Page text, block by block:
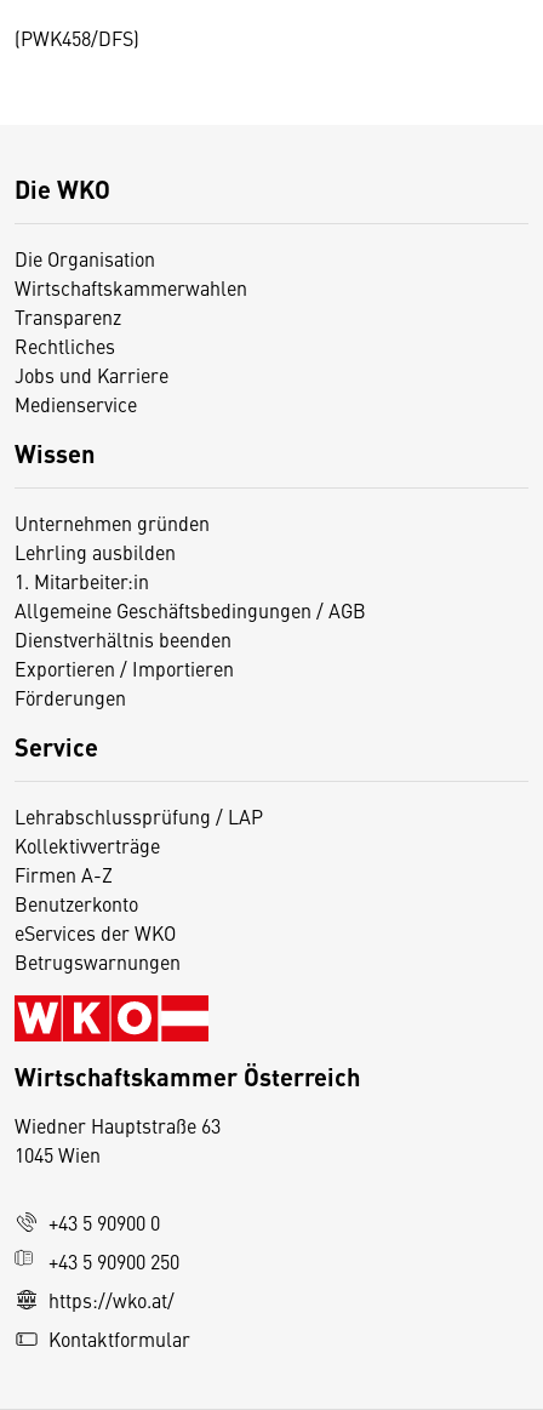
(PWK458/DFS)
Die WKO
Die Organisation
Wirtschaftskammerwahlen
Transparenz
Rechtliches
Jobs und Karriere
Medienservice
Wissen
Unternehmen gründen
Lehrling ausbilden
1. Mitarbeiter:in
Allgemeine Geschäftsbedingungen / AGB
Dienstverhältnis beenden
Exportieren / Importieren
Förderungen
Service
Lehrabschlussprüfung / LAP
Kollektivverträge
Firmen A-Z
Benutzerkonto
eServices der WKO
Betrugswarnungen
Wirtschaftskammer Österreich
Wiedner Hauptstraße 63
1045 Wien
+43 5 90900 0
+43 5 90900 250
https://wko.at/
Kontaktformular
D
s
e
S
e